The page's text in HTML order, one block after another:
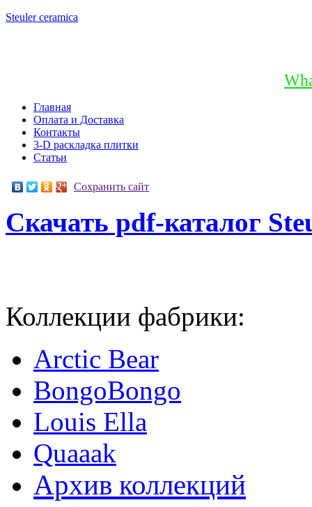
Steulerceramica
Главная
Оплата и Доставка
Контакты
3-D раскладка плитки
Статьи
Сохранить сайт
Скачать pdf-каталог
Коллекции фабрики:
Arctic Bear
BongoBongo
Louis Ella
Quaaak
Архив коллекций